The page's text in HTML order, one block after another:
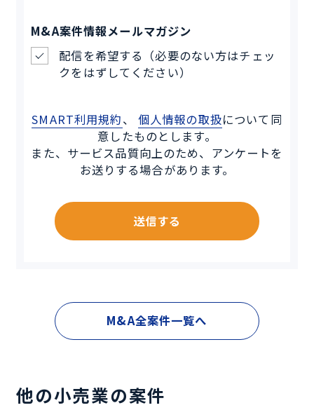
M&A案件情報メールマガジン
配信を希望する（必要のない方はチェッ
クをはずしてください）
SMART利用規約、 個人情報の取扱について同
意したものとします。
また、サービス品質向上のため、アンケートを
お送りする場合があります。
送信する
M&A全案件一覧へ
他の小売業の案件